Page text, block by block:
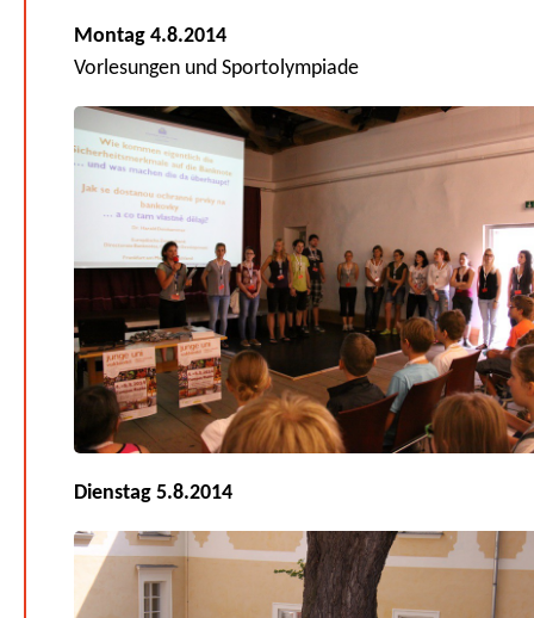
Montag 4.8.2014
Vorlesungen und Sportolympiade
Dienstag 5.8.2014